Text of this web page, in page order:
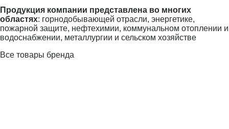
Продукция компании представлена во многих
областях: горнодобывающей отрасли, энергетике,
пожарной защите, нефтехимии, коммунальном отоплении и
водоснабжении, металлургии и сельском хозяйстве
Все товары бренда